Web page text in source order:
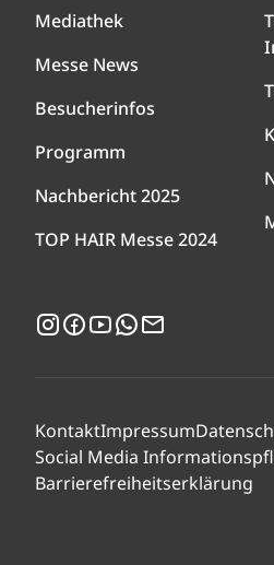
Mediathek
Messe News
Besucherinfos
Programm
Nachbericht 2025
TOP HAIR Messe 2024
Instagram
Facebook
YouTubeWhatsApp
KontaktImpressum
Social Media
Barrierefreiheitserklärung